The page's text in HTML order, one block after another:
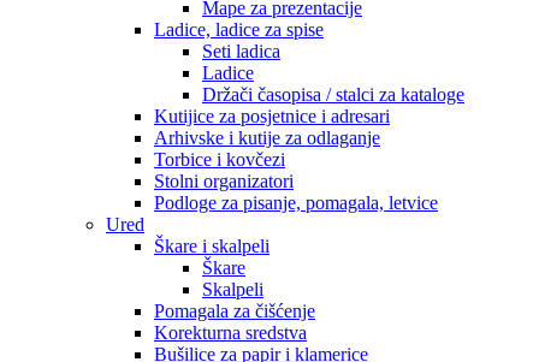
Mape za prezentacije
Ladice, ladice za spise
Seti ladica
Ladice
Držači časopisa / stalci za kataloge
Kutijice za posjetnice i adresari
Arhivske i kutije za odlaganje
Torbice i kovčezi
Stolni organizatori
Podloge za pisanje, pomagala, letvice
Ured
Škare i skalpeli
Škare
Skalpeli
Pomagala za čišćenje
Korekturna sredstva
Bušilice za papir i klamerice